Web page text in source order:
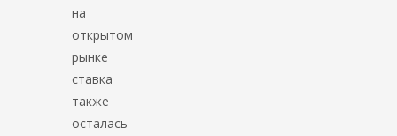
на
открытом
рынке
ставка
также
осталась